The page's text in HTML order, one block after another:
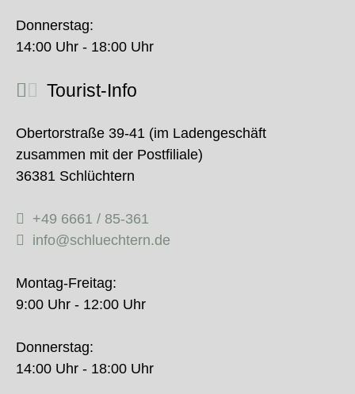
Donnerstag:
14:00 Uhr - 18:00 Uhr
Tourist-Info
Obertorstraße 39-41 (im Ladengeschäft
zusammen mit der Postfiliale)
36381 Schlüchtern
+49 6661 / 85-361
info@schluechtern.de
Montag-Freitag:
9:00 Uhr - 12:00 Uhr
Donnerstag:
14:00 Uhr - 18:00 Uhr